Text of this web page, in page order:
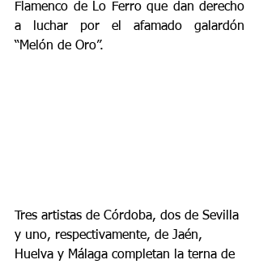
Flamenco de Lo Ferro que dan derecho
a luchar por el afamado galardón
“Melón de Oro”.
Tres artistas de Córdoba, dos de Sevilla
y uno, respectivamente, de Jaén,
Huelva y Málaga completan la terna de